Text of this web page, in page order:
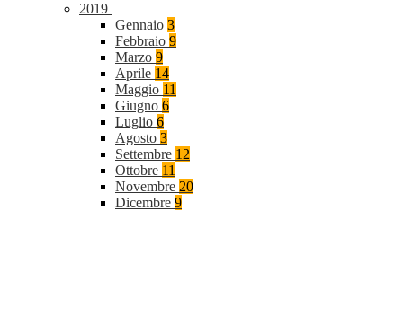
2019
Gennaio 3
Febbraio 9
Marzo 9
Aprile 14
Maggio 11
Giugno 6
Luglio 6
Agosto 3
Settembre 12
Ottobre 11
Novembre 20
Dicembre 9